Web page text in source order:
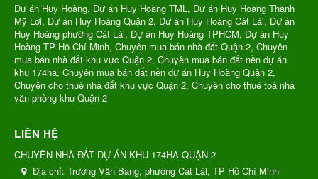
Dự án Huy Hoàng, Dự án Huy Hoàng TML, Dự án Huy Hoàng Thạnh
Mỹ Lợi, Dự án Huy Hoàng Quận 2, Dự án Huy Hoàng Cát Lái, Dự án
Huy Hoàng phường Cát Lái, Dự án Huy Hoàng TPHCM, Dự án Huy
Hoàng TP Hồ Chí Minh, Chuyên mua bán nhà đất Quận 2, Chuyên
mua bán nhà đất khu vực Quận 2, Chuyên mua bán đất nền dự án
khu 174ha, Chuyên mua bán đất nền dự án Huy Hoàng Quận 2,
Chuyên cho thuê nhà đất khu vực Quận 2, Chuyên cho thuê toà nhà
văn phòng khu Quận 2
LIÊN HỆ
CHUYÊN NHÀ ĐẤT DỰ ÁN KHU 174HA QUẬN 2
Địa chỉ: Trương Văn Bang, phường Cát Lái, TP Hồ Chí Minh